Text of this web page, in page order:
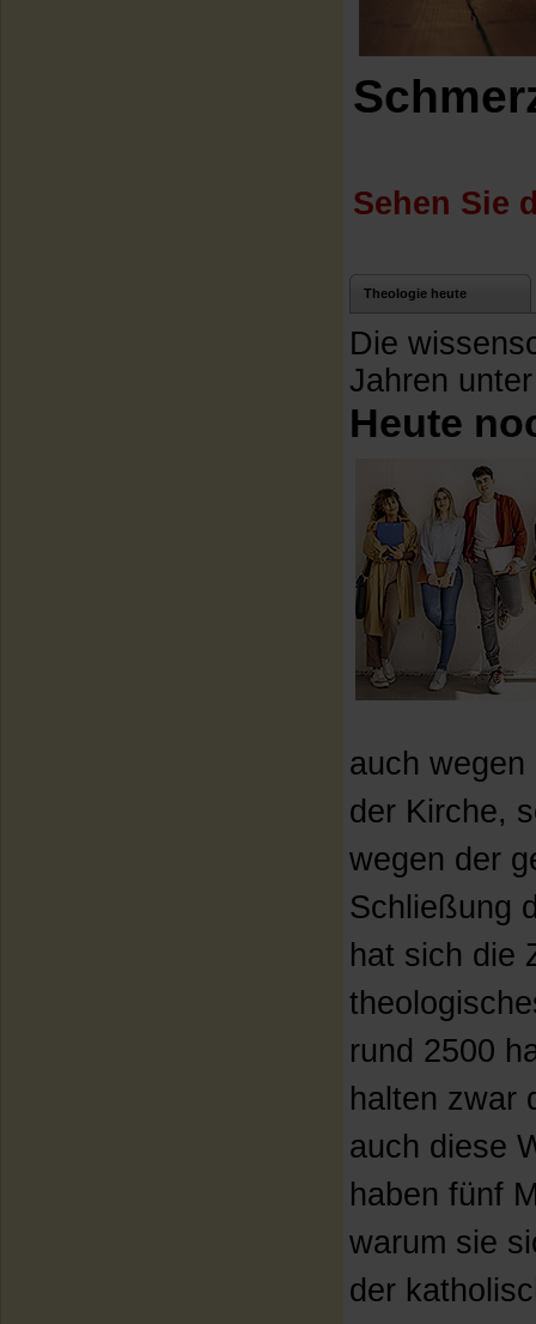
Sehen Sie
Theologie heute
Die
Jahren
Heute
auch
der Kirche,
wegen der
Schließung
hat sich die
rund 2500
halten zwar
auch diese
haben fünf
warum sie
der